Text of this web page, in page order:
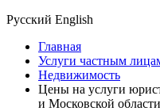
Русский English
Главная
Услуги частным
Недвижимость
Цены на услуги
и Московской области